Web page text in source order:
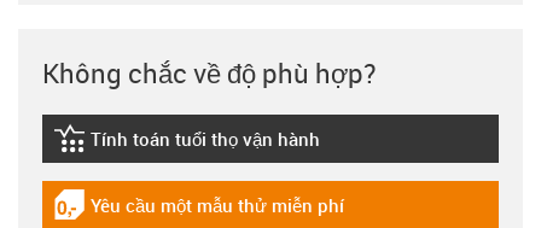
Không chắc về độ phù hợp?
igus-icon-lebensdauerrechner
Tính toán tuổi thọ vận hành
igus-icon-gratismuster
Yêu cầu một mẫu thử miễn phí